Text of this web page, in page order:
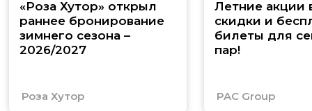
«Роза Хутор» открыл
раннее бронирование
зимнего сезона –
2026/2027
Роза Хутор
Летние акции
скидки и
билеты для
пар!
PAC Group